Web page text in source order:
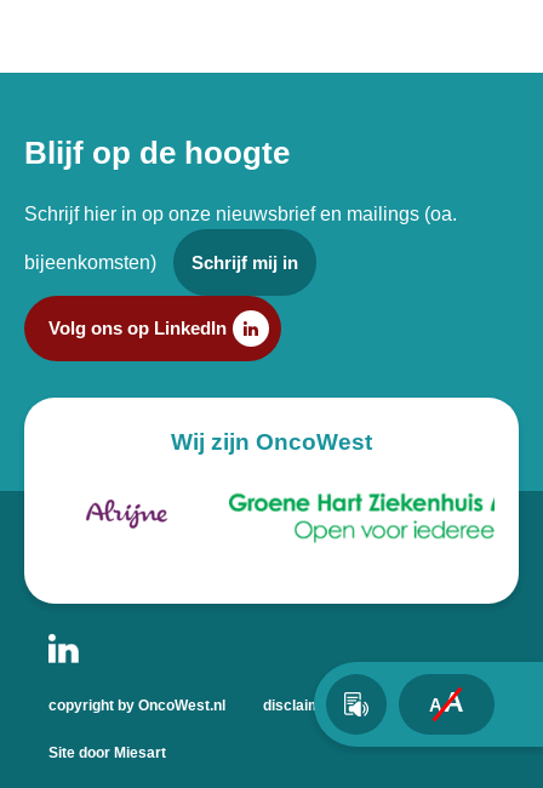
Blijf op de hoogte
Schrijf hier in op onze nieuwsbrief en mailings (oa.
bijeenkomsten) Schrijf mij in
Volg ons op LinkedIn
Wij zijn OncoWest
copyright by OncoWest.nl disclaimer privacyverklaring
Site door Miesart
AA